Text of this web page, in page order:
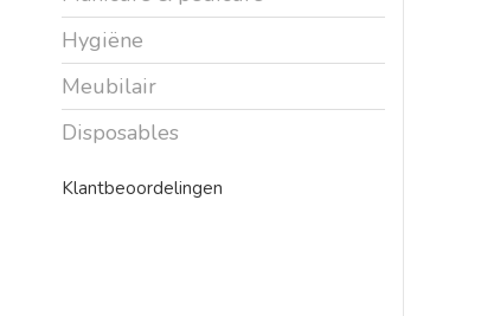
Hygiëne
Meubilair
Disposables
Klantbeoordelingen